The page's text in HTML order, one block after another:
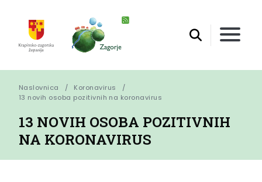
Naslovnica
Koronavirus
13 novih osoba pozitivnih na koronavirus
13 NOVIH OSOBA POZITIVNIH
NA KORONAVIRUS